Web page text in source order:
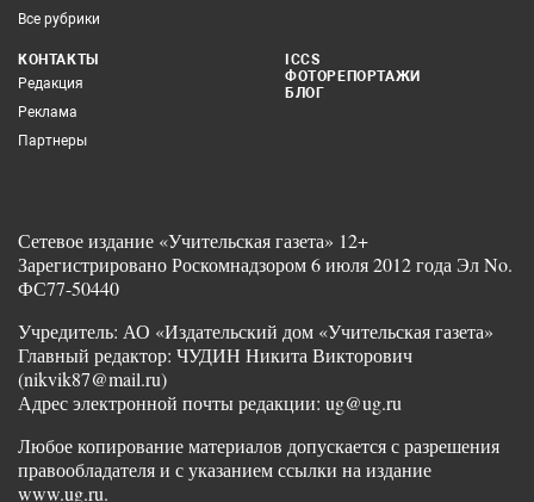
Все рубрики
КОНТАКТЫ
Редакция
Реклама
Партнеры
ICCS
ФОТОРЕПОРТАЖИ
БЛОГ
Сетевое издание «Учительская газета» 12+
Зарегистрировано Роскомнадзором 6 июля 2012 года Эл No.
ФС77-50440
Учредитель: АО «Издательский дом «Учительская газета»
Главный редактор: ЧУДИН Никита Викторович
(nikvik87@mail.ru)
Адрес электронной почты редакции: ug@ug.ru
Любое копирование материалов допускается с разрешения
правообладателя и с указанием ссылки на издание
www.ug.ru.